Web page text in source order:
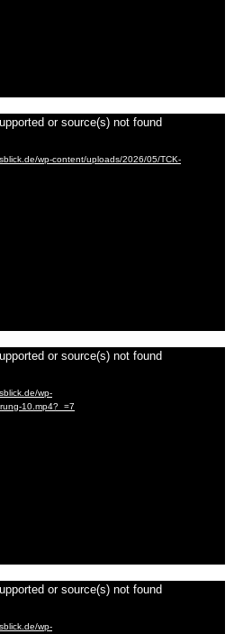
or source(s) not found
wp-content/uploads/2026/05/TCK-
or source(s) not found
wp-
10.mp4?_=7
or source(s) not found
wp-